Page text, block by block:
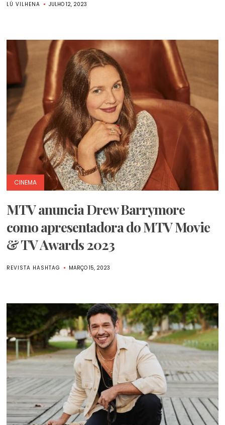
LÚ VILHENA JULHO 12, 2023
CINEMA
MTV anuncia Drew Barrymore
como apresentadora do MTV Movie
& TV Awards 2023
REVISTA HASHTAG MARÇO 15, 2023